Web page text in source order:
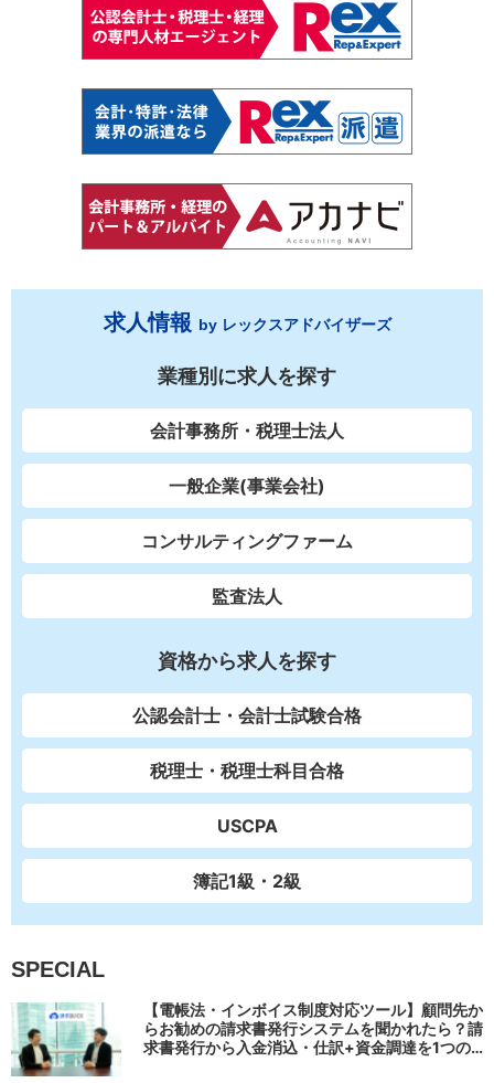
求人情報 by レックスアドバイザーズ
業種別に求人を探す
会計事務所・税理士法人
一般企業(事業会社)
コンサルティングファーム
監査法人
資格から求人を探す
公認会計士・会計士試験合格
税理士・税理士科目合格
USCPA
簿記1級・2級
SPECIAL
【電帳法・インボイス制度対応ツール】顧問先か
らお勧めの請求書発行システムを聞かれたら？請
求書発行から入金消込・仕訳+資金調達を1つの